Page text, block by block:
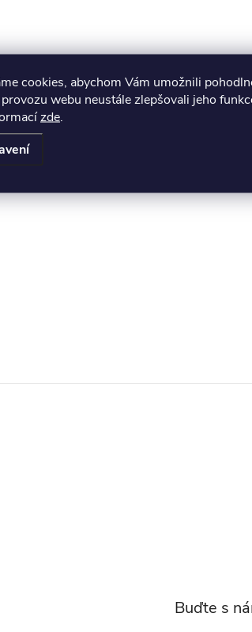
cookies, abychom Vám umožnili
webu neustále zlepšovali jeho
zde.
Buďte s